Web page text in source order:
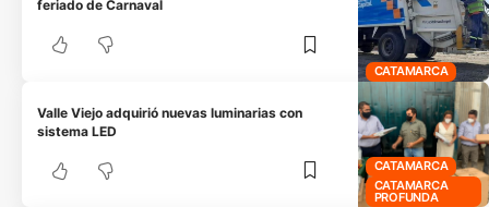
CATAMARCA
feriado de Carnaval
CATAMARCA
CATAMARCA
PROFUNDA
Valle Viejo adquirió nuevas luminarias con
sistema LED